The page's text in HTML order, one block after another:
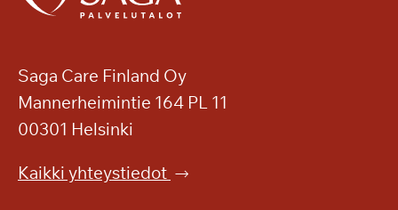
Saga Care Finland Oy
Mannerheimintie 164 PL 11
00301 Helsinki
Kaikki yhteystiedot